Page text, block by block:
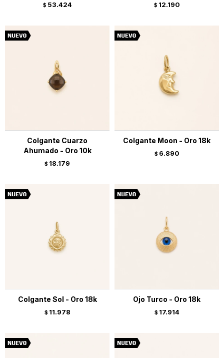
$ 53.424 $ 12.190
Colgante Cuarzo
Ahumado - Oro 10k
$ 18.179
Colgante Moon - Oro 18k
$ 6.890
Colgante Sol - Oro 18k
$ 11.978
Ojo Turco - Oro 18k
$ 17.914